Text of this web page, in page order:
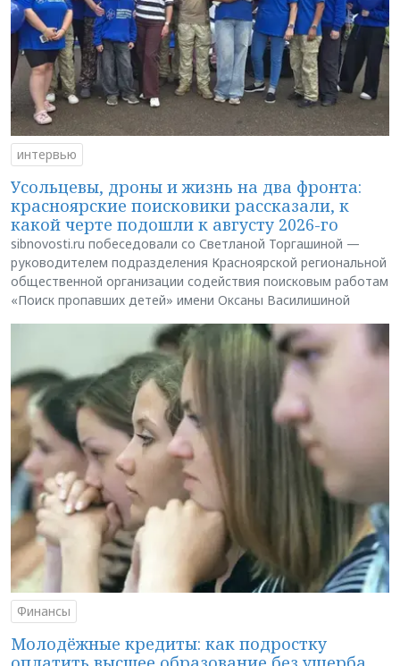
интервью
Усольцевы, дроны и жизнь на два фронта:
красноярские поисковики рассказали, к
какой черте подошли к августу 2026-го
sibnovosti.ru побеседовали со Светланой Торгашиной —
руководителем подразделения Красноярской региональной
общественной организации содействия поисковым работам
«Поиск пропавших детей» имени Оксаны Василишиной
Финансы
Молодёжные кредиты: как подростку